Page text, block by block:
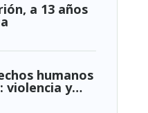
a 13 años
humanos
violencia y…